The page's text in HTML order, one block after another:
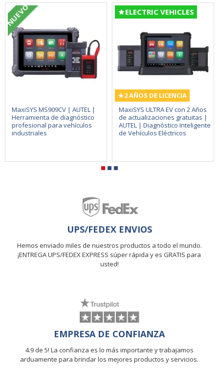
NUEVO
MaxiSYS MS909CV | AUTEL |
Herramienta de diagnóstico
profesional para vehículos
industriales
2 AÑOS DE LICENCIA
ELECTRIC VEHICLES
MaxiSYS ULTRA EV con 2 Años
de actualizaciones gratuitas |
AUTEL | Diagnóstico Inteligente
de Vehículos Eléctricos
UPS/FEDEX ENVIOS
Hemos enviado miles de nuestros productos a todo el mundo.
¡ENTREGA UPS/FEDEX EXPRESS súper rápida y es GRATIS para
usted!
EMPRESA DE CONFIANZA
4.9 de 5! La confianza es lo más importante y trabajamos
arduamente para brindar los mejores productos y servicios.